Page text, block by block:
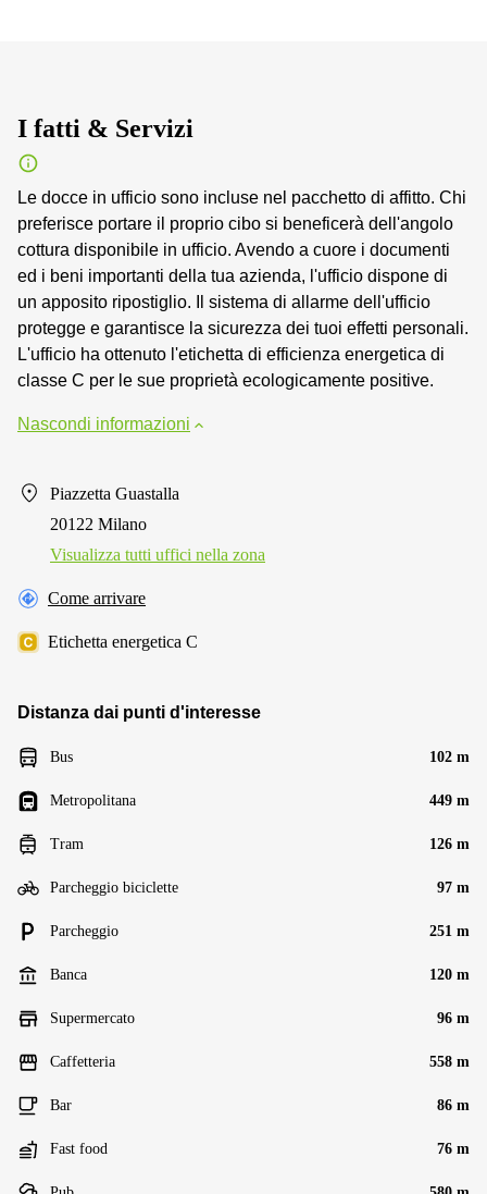
I fatti & Servizi
Le docce in ufficio sono incluse nel pacchetto di affitto. Chi
preferisce portare il proprio cibo si beneficerà dell'angolo
cottura disponibile in ufficio. Avendo a cuore i documenti
ed i beni importanti della tua azienda, l'ufficio dispone di
un apposito ripostiglio. Il sistema di allarme dell'ufficio
protegge e garantisce la sicurezza dei tuoi effetti personali.
L'ufficio ha ottenuto l'etichetta di efficienza energetica di
classe C per le sue proprietà ecologicamente positive.
Nascondi informazioni
Piazzetta Guastalla
20122 Milano
Visualizza tutti uffici nella zona
Come arrivare
Etichetta energetica C
Distanza dai punti d'interesse
Bus 102 m
Metropolitana 449 m
Tram 126 m
Parcheggio biciclette 97 m
Parcheggio 251 m
Banca 120 m
Supermercato 96 m
Caffetteria 558 m
Bar 86 m
Fast food 76 m